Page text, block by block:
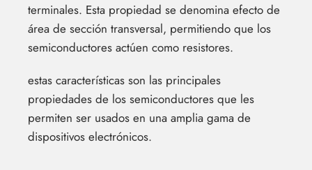
terminales. Esta propiedad se denomina efecto de
área de sección transversal, permitiendo que los
semiconductores actúen como resistores.
estas características son las principales
propiedades de los semiconductores que les
permiten ser usados en una amplia gama de
dispositivos electrónicos.